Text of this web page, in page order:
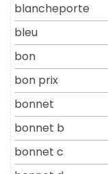
blancheporte
bleu
bon
bon prix
bonnet
bonnet b
bonnet c